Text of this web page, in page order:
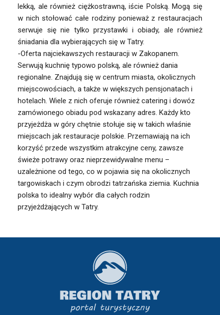
lekką, ale również ciężkostrawną, iście Polską. Mogą się
w nich stołować całe rodziny ponieważ z restauracjach
serwuje się nie tylko przystawki i obiady, ale również
śniadania dla wybierających się w Tatry.
-Oferta najciekawszych restauracji w Zakopanem.
Serwują kuchnię typowo polską, ale również dania
regionalne. Znajdują się w centrum miasta, okolicznych
miejscowościach, a także w większych pensjonatach i
hotelach. Wiele z nich oferuje również catering i dowóz
zamówionego obiadu pod wskazany adres. Każdy kto
przyjeżdża w góry chętnie stołuje się w takich właśnie
miejscach jak restauracje polskie. Przemawiają na ich
korzyść przede wszystkim atrakcyjne ceny, zawsze
świeże potrawy oraz nieprzewidywalne menu –
uzależnione od tego, co w pojawia się na okolicznych
targowiskach i czym obrodzi tatrzańska ziemia. Kuchnia
polska to idealny wybór dla całych rodzin
przyjeżdżających w Tatry.